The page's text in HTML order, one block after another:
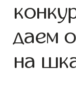
даем
на